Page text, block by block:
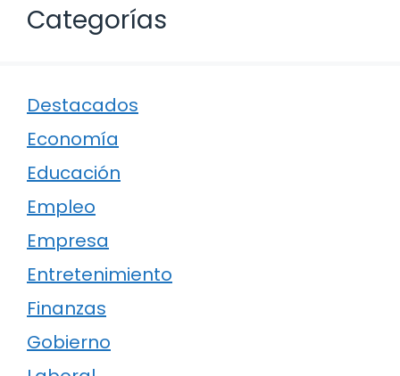
Categorías
Destacados
Economía
Educación
Empleo
Empresa
Entretenimiento
Finanzas
Gobierno